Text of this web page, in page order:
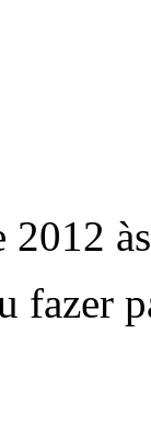
2012
fazer